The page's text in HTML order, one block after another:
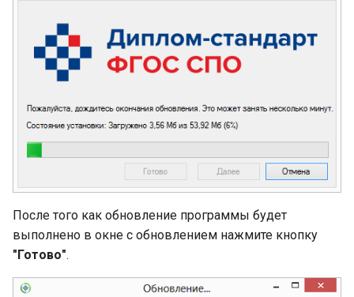
После того как обновление программы будет
выполнено в окне с обновлением нажмите кнопку
"Готово".